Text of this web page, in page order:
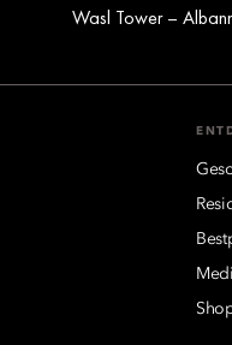
Wasl Tower –